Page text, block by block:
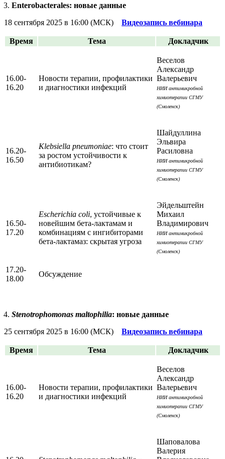
Enterobacterales: новые данные
18 сентября 2025 в 16:00 (МСК) Видеозапись вебинара
Время Тема Докладчик
16.00-
16.20
Новости терапии, профилактики
и диагностики инфекций
Веселов
Александр
Валерьевич
НИИ антимикробной
химиотерапии СГМУ
(Смоленск)
16.20-
16.50
Klebsiella pneumoniae: что стоит
за ростом устойчивости к
антибиотикам?
Шайдуллина
Эльвира
Расиловна
НИИ антимикробной
химиотерапии СГМУ
(Смоленск)
16.50-
17.20
Escherichia coli, устойчивые к
новейшим бета-лактамам и
комбинациям с ингибиторами
бета-лактамаз: скрытая угроза
Эйдельштейн
Михаил
Владимирович
НИИ антимикробной
химиотерапии СГМУ
(Смоленск)
17.20-
18.00
Обсуждение
Stenotrophomonas maltophilia: новые данные
25 сентября 2025 в 16:00 (МСК) Видеозапись вебинара
Время Тема Докладчик
16.00-
16.20
Новости терапии, профилактики
и диагностики инфекций
Веселов
Александр
Валерьевич
НИИ антимикробной
химиотерапии СГМУ
(Смоленск)
Шаповалова
Валерия